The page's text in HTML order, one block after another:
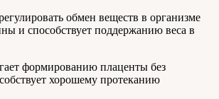
обмен веществ в организме
и способствует поддержанию веса в
формированию плаценты без
хорошему протеканию